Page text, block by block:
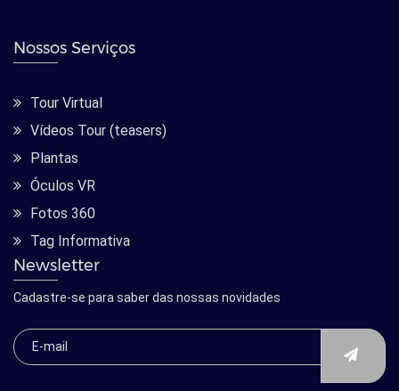
Nossos Serviços
Tour Virtual
Vídeos Tour (teasers)
Plantas
Óculos VR
Fotos 360
Tag Informativa
Newsletter
Cadastre-se para saber das nossas novidades